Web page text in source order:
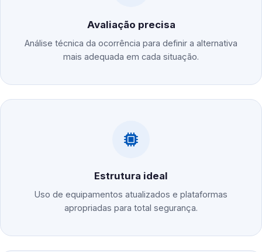
Avaliação precisa
Análise técnica da ocorrência para definir a alternativa
mais adequada em cada situação.
Estrutura ideal
Uso de equipamentos atualizados e plataformas
apropriadas para total segurança.